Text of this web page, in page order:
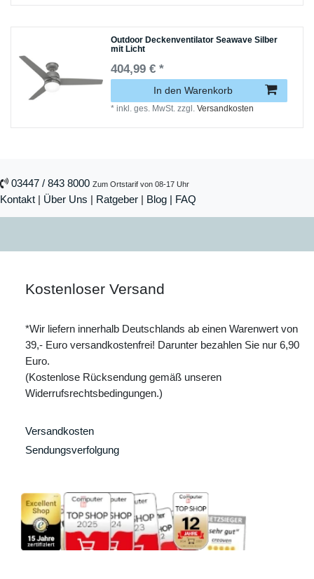
Outdoor Deckenventilator Seawave Silber
mit Licht
404,99 € *
In den Warenkorb
*inkl. ges. MwSt. zzgl.Versandkosten
03447 / 843 8000 Zum Ortstarif von 08-17 Uhr
Kontakt | Über Uns | Ratgeber | Blog | FAQ
Kostenloser Versand
*Wir liefern innerhalb Deutschlands ab einen Warenwert von
39,- Euro versandkostenfrei! Darunter bezahlen Sie nur 6,90
Euro.
(Kostenlose Rücksendung gemäß unseren
Widerrufsrechtsbedingungen.)
Versandkosten
Sendungsverfolgung